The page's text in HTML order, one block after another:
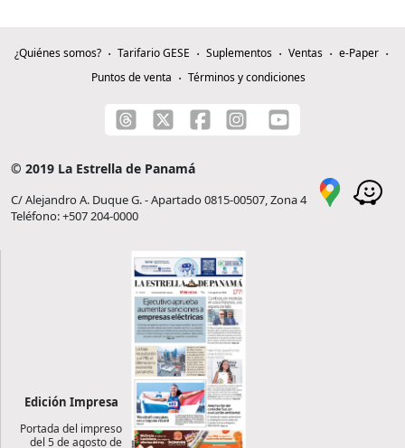
¿Quiénes somos? Tarifario GESE Suplementos Ventas
e-Paper
Puntos de venta
Términos y condiciones
© 2019 La Estrella de Panamá
C/ Alejandro A. Duque G. - Apartado 0815-00507, Zona 4
Teléfono: +507 204-0000
Edición Impresa
Portada del impreso
del 5 de agosto de